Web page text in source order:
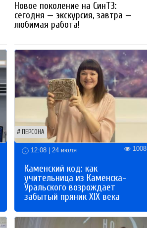
Новое поколение на СинТЗ:
сегодня — экскурсия, завтра —
любимая работа!
ПЕРСОНА
12:08 | 24 июля 1008
Каменский код: как
учительница из Каменска-
Уральского возрождает
забытый пряник XIX века